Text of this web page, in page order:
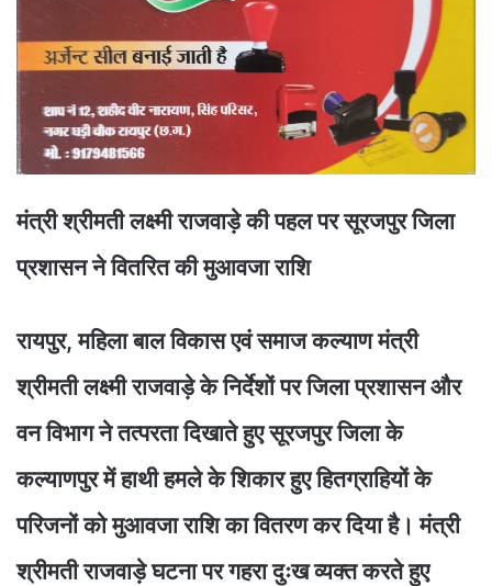
मंत्री श्रीमती लक्ष्मी राजवाड़े की पहल पर सूरजपुर जिला
प्रशासन ने वितरित की मुआवजा राशि
रायपुर, महिला बाल विकास एवं समाज कल्याण मंत्री
श्रीमती लक्ष्मी राजवाड़े के निर्देशों पर जिला प्रशासन और
वन विभाग ने तत्परता दिखाते हुए सूरजपुर जिला के
कल्याणपुर में हाथी हमले के शिकार हुए हितग्राहियों के
परिजनों को मुआवजा राशि का वितरण कर दिया है। मंत्री
श्रीमती राजवाड़े घटना पर गहरा दुःख व्यक्त करते हुए